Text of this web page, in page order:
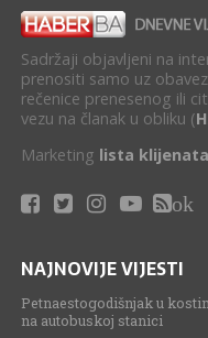
Sadržaji objavljeni na
prenositi samo uz
rečenice prenesenog ili
vezu na članak u obliku (
Marketing lista klijenata
ok
NAJNOVIJE VIJESTI
Petnaestogodišnjak u
na autobuskoj stanici